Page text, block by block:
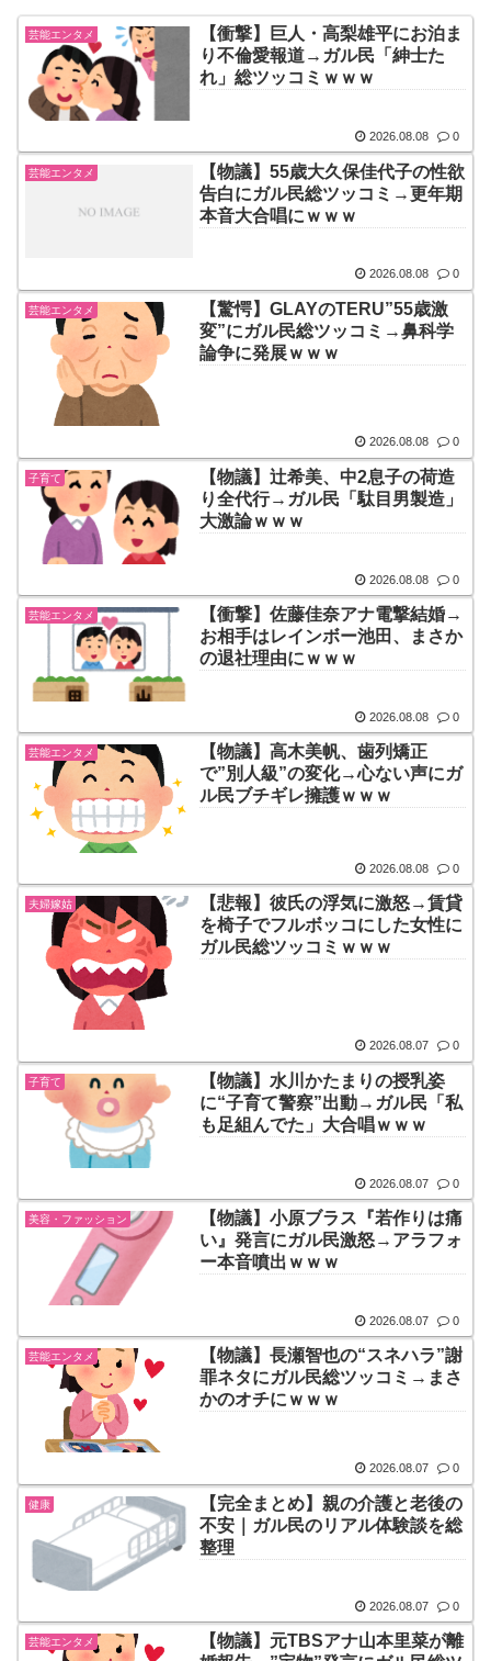
芸能エンタメ
【衝撃】巨人・高梨雄平にお泊ま
り不倫愛報道→ガル民「紳士た
れ」総ツッコミｗｗｗ
2026.08.08 0
芸能エンタメ
【物議】55歳大久保佳代子の性欲
告白にガル民総ツッコミ→更年期
本音大合唱にｗｗｗ
2026.08.08 0
芸能エンタメ
【驚愕】GLAYのTERU”55歳激
変”にガル民総ツッコミ→鼻科学
論争に発展ｗｗｗ
2026.08.08 0
子育て
【物議】辻希美、中2息子の荷造
り全代行→ガル民「駄目男製造」
大激論ｗｗｗ
2026.08.08 0
芸能エンタメ
【衝撃】佐藤佳奈アナ電撃結婚→
お相手はレインボー池田、まさか
の退社理由にｗｗｗ
2026.08.08 0
芸能エンタメ
【物議】高木美帆、歯列矯正
で”別人級”の変化→心ない声にガ
ル民ブチギレ擁護ｗｗｗ
2026.08.08 0
夫婦嫁姑
【悲報】彼氏の浮気に激怒→賃貸
を椅子でフルボッコにした女性に
ガル民総ツッコミｗｗｗ
2026.08.07 0
子育て
【物議】水川かたまりの授乳姿
に“子育て警察”出動→ガル民「私
も足組んでた」大合唱ｗｗｗ
2026.08.07 0
美容・ファッション
【物議】小原ブラス『若作りは痛
い』発言にガル民激怒→アラフォ
ー本音噴出ｗｗｗ
2026.08.07 0
芸能エンタメ
【物議】長瀬智也の“スネハラ”謝
罪ネタにガル民総ツッコミ→まさ
かのオチにｗｗｗ
2026.08.07 0
健康
【完全まとめ】親の介護と老後の
不安｜ガル民のリアル体験談を総
整理
2026.08.07 0
芸能エンタメ
【物議】元TBSアナ山本里菜が離